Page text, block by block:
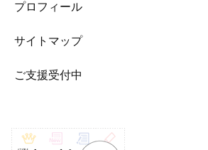
プロフィール
サイトマップ
ご支援受付中